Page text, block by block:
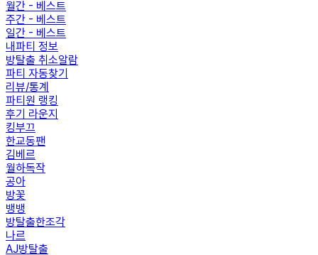
월간 - 베스트
주간 - 베스트
일간 - 베스트
내파티 정보
방탈출 취소알람
파티 자동찾기
리뷰/통계
파티원 랭킹
후기 라운지
킹부끄
한교동팬
김베르
월하독작
공아
방꽃
뱅뱅
방탈출한조각
나르
AJ방탈출